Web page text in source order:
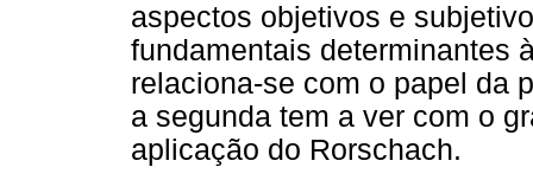
aspectos objetivos e
fundamentais determinantes
relaciona-se com o papel da
a segunda tem a ver com o
aplicação do Rorschach.